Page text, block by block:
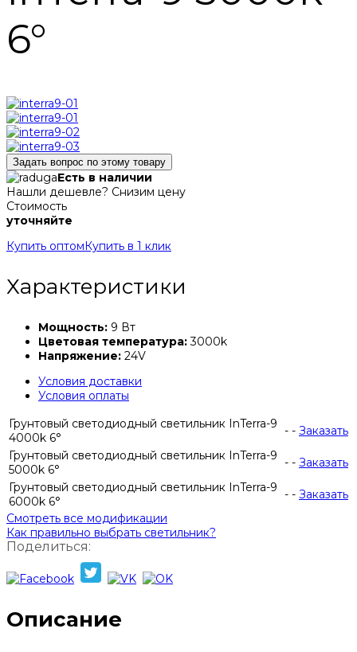
6°
Задать вопрос по этому товару
Есть в наличии
Нашли дешевле? Снизим цену
Стоимость
уточняйте
Купить оптом Купить в 1 клик
Характеристики
Мощность: 9 Вт
Цветовая температура:3000k
Напряжение: 24V
Условия доставки
Условия оплаты
Грунтовый светодиодный светильник InTerra-9
4000k 6°
- - Заказать
Грунтовый светодиодный светильник InTerra-9
5000k 6°
- - Заказать
Грунтовый светодиодный светильник InTerra-9
6000k 6°
- - Заказать
Смотреть все модификации
Как правильно выбрать светильник?
Поделиться:
Описание